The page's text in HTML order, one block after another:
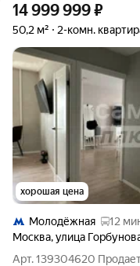
14 999 999₽
50,2 м² 2-комн.
хорошая цена
Молодёжная
12
Москва,улица
Арт. 139304620